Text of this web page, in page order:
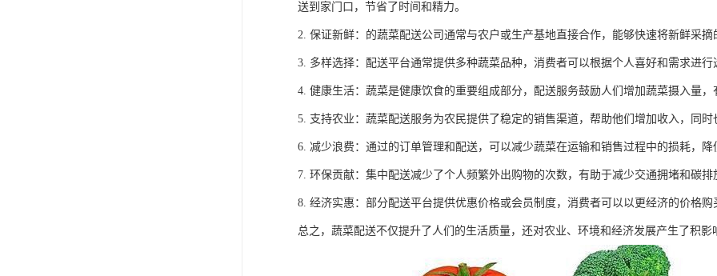
送到家门口，节省了时间和精力。
2. 保证新鲜：的蔬菜配送公司通常与农户或生产基地直接合作，能够快速将新鲜采
3. 多样选择：配送平台通常提供多种蔬菜品种，消费者可以根据个人喜好和需求进
4. 健康生活：蔬菜是健康饮食的重要组成部分，配送服务鼓励人们增加蔬菜摄入量
5. 支持农业：蔬菜配送服务为农民提供了稳定的销售渠道，帮助他们增加收入，同
6. 减少浪费：通过的订单管理和配送，可以减少蔬菜在运输和销售过程中的损耗，降
7. 环保贡献：集中配送减少了个人频繁外出购物的次数，有助于减少交通拥堵和碳
8. 经济实惠：部分配送平台提供优惠价格或会员制度，消费者可以以更经济的价格购
总之，蔬菜配送不仅提升了人们的生活质量，还对农业、环境和经济发展产生了积影